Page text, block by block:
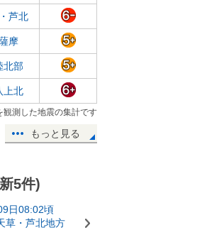
芦北
摩
北部
上北
測した地震の集計です
もっと見る
5件)
日08:02頃
草・芦北地方